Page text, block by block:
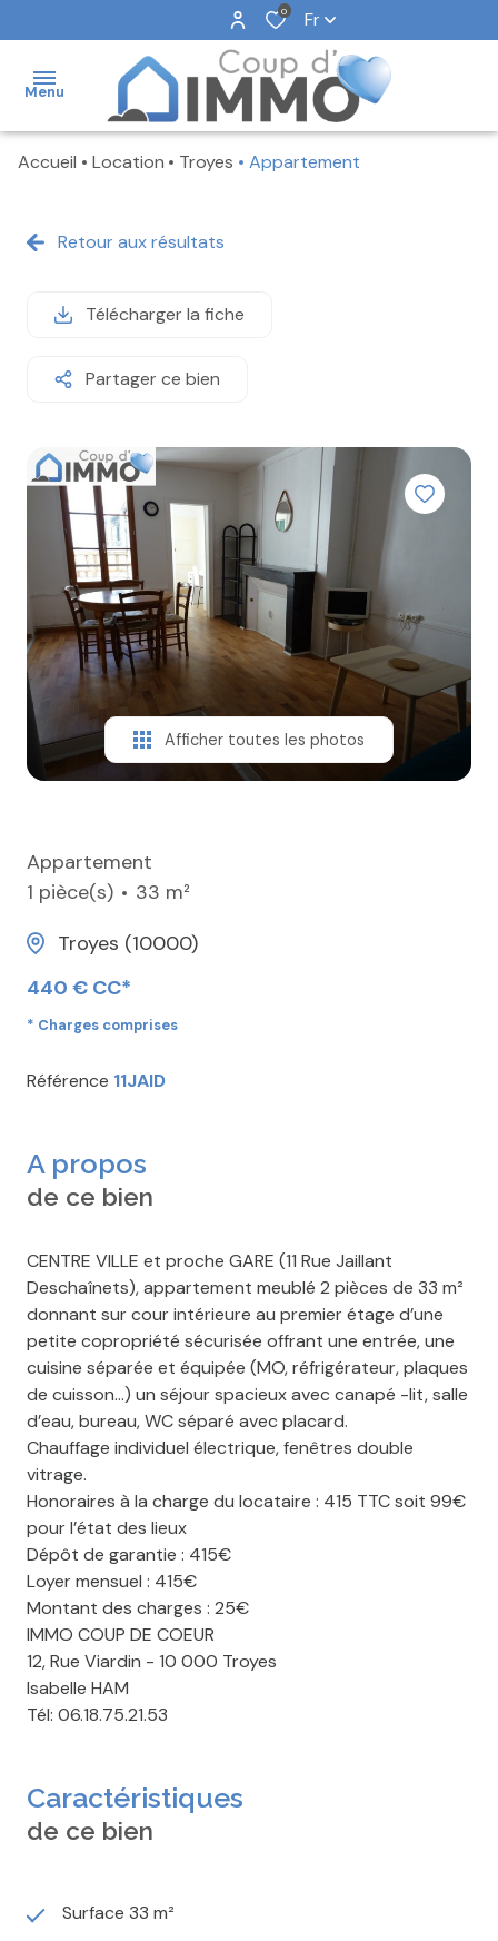
0 Fr
Menu
NOS
NOS
VENDUS
AGENCE
FAIRE
ESTIMER
CONTACT
Accueil Location Troyes Appartement
Retour aux résultats
Télécharger la fiche
Partager ce bien
Afficher toutes les photos
Appartement
1 pièce(s)
33 m²
Troyes (10000)
440 € CC*
* Charges comprises
Référence 11JAID
A propos
de ce bien
CENTRE VILLE et proche GARE (11 Rue Jaillant
Deschaînets), appartement meublé 2 pièces de 33 m²
donnant sur cour intérieure au premier étage d’une
petite copropriété sécurisée offrant une entrée, une
cuisine séparée et équipée (MO, réfrigérateur, plaques
de cuisson…) un séjour spacieux avec canapé -lit, salle
d’eau, bureau, WC séparé avec placard.
Chauffage individuel électrique, fenêtres double
vitrage.
Honoraires à la charge du locataire : 415 TTC soit 99€
pour l’état des lieux
Dépôt de garantie : 415€
Loyer mensuel : 415€
Montant des charges : 25€
IMMO COUP DE COEUR
12, Rue Viardin - 10 000 Troyes
Isabelle HAM
Tél: 06.18.75.21.53
Caractéristiques
de ce bien
Surface 33 m²